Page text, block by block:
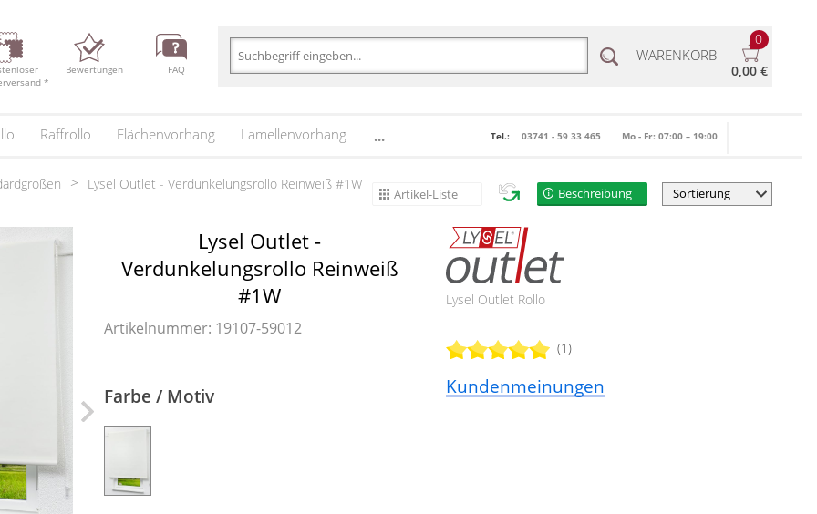
*
Bewertungen FAQ
0
WARENKORB
0,00 €
Raffrollo Flächenvorhang Lamellenvorhang ... Tel.: 03741 - 59 33 465 Mo - Fr: 07:00 – 19:00
Lysel Outlet - Verdunkelungsrollo Reinweiß #1W
Artikel-Liste Beschreibung
Lysel Outlet -
Verdunkelungsrollo Reinweiß
#1W
Artikelnummer: 19107-59012
Farbe / Motiv
Lysel Outlet Rollo
(1)
Kundenmeinungen